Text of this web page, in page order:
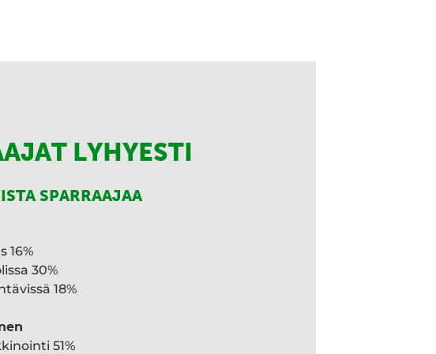
LYHYESTI
SPARRAAJAA
16%
30%
18%
51%